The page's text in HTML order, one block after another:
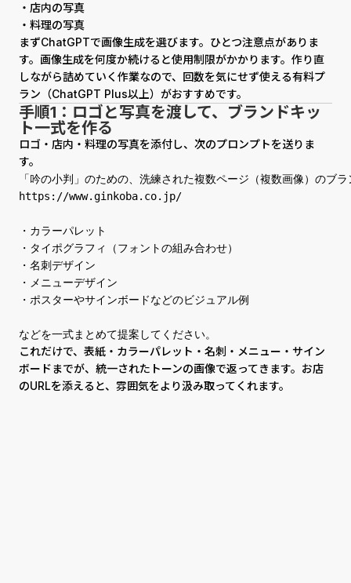
・店内の写真
・料理の写真
まずChatGPTで画像生成を選びます。ひとつ注意点がありま
す。画像生成を何度か続けると使用制限がかかります。作り直
しながら詰めていく作業なので、回数を気にせず使える有料プ
ラン（ChatGPT Plus以上）がおすすめです。
手順1：ロゴと写真を渡して、ブランドキッ
ト一式を作る
ロゴ・店内・料理の写真を添付し、次のプロンプトを送りま
す。
「吟の小判」のための、洗練された複数ページ（複数画像）のブ
https://www.ginkoba.co.jp/
・カラーパレット
・タイポグラフィ（フォントの組み合わせ）
・名刺デザイン
・メニューデザイン
・ポスターやサインボードなどのビジュアル例
などを一式まとめて提案してください。
これだけで、表紙・カラーパレット・名刺・メニュー・サイン
ボードまでが、統一されたトーンの画像で返ってきます。お店
のURLを添えると、雰囲気をより汲み取ってくれます。